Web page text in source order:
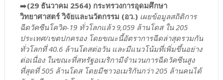
➡️(29 ธันวาคม 2564) กระทรวงการอุดมศึกษา
วิทยาศาสตร์ วิจัยและนวัตกรรม (อว.) เผยข้อมูลสถิติการ
ฉีดวัคซีนโควิด-19 ทั่วโลกแล้ว 9,059 ล้านโดส ใน 205
ประเทศ/เขตปกครอง โดยขณะนี้อัตราการฉีดล่าสุดรวมกัน
ทั่วโลกที่ 40.6 ล้านโดสต่อวัน และมีแนวโน้มที่เพิ่มขึ้นอย่าง
ต่อเนื่อง ในขณะที่สหรัฐอเมริกามีจำนวนการฉีดวัคซีนสูง
ที่สุดที่ 505 ล้านโดส โดยมีชาวอเมริกันกว่า 205 ล้านคนได้